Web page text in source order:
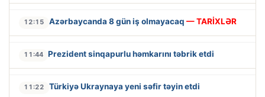
12:15 Azərbaycanda 8 gün iş olmayacaq — TARİXLƏR
11:44 Prezident sinqapurlu həmkarını təbrik etdi
11:22 Türkiyə Ukraynaya yeni səfir təyin etdi